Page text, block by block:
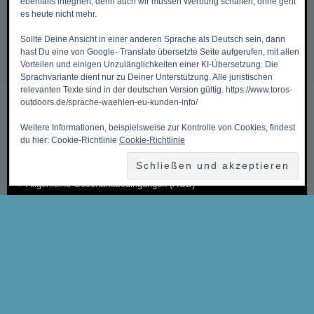
Mein Benutzerkonto
Mein Warenkorb
Kasse
Kontakt, Öffnungszeiten & Anfahrt
Versandkosten & Versandarten
Allgemeine Geschäftsbedingungen (AGB)
es heute nicht mehr.
Sollte Deine Ansicht in einer anderen Sprache als Deutsch sein, dann
hast Du eine von Google- Translate übersetzte Seite aufgerufen, mit allen
Vorteilen und einigen Unzulänglichkeiten einer KI-Übersetzung. Die
Sprachvariante dient nur zu Deiner Unterstützung. Alle juristischen
relevanten Texte sind in der deutschen Version gültig. https://www.toros-
outdoors.de/sprache-waehlen-eu-kunden-info/
Weitere Informationen, beispielsweise zur Kontrolle von Cookies, findest
du hier: Cookie-Richtlinie Cookie-Richtlinie